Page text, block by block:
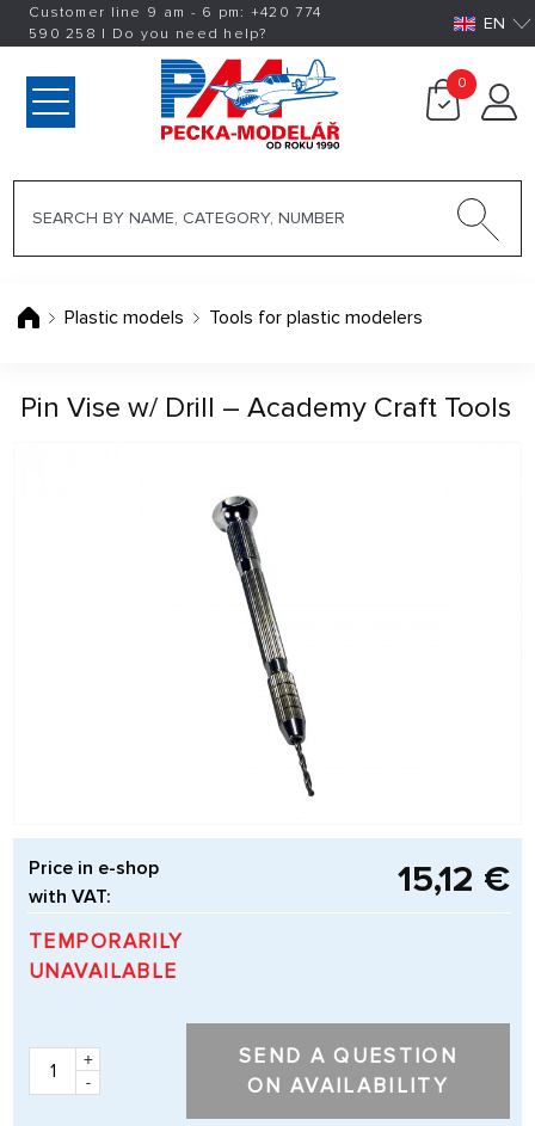
Customer line 9 am - 6 pm: +420774
590 258 | Do you need help? EN
0
Plastic models Tools for plastic modelers
Pin Vise w/ Drill – Academy Craft Tools
Price in e-shop
with VAT:
15,12 €
TEMPORARILY
UNAVAILABLE
+
-
SEND A QUESTION
ON AVAILABILITY